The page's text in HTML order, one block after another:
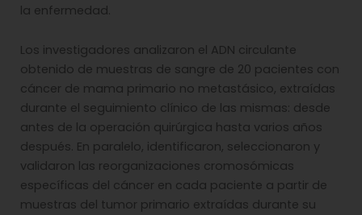
la enfermedad.
Los investigadores analizaron el ADN circulante
obtenido de muestras de sangre de 20 pacientes con
cáncer de mama primario no metastásico, extraídas
durante el seguimiento clínico de las mismas: desde
antes de la operación quirúrgica hasta varios años
después. En paralelo, identificaron, seleccionaron y
validaron las reorganizaciones cromosómicas
específicas del cáncer en cada paciente a partir de
muestras del tumor primario extraídas durante su